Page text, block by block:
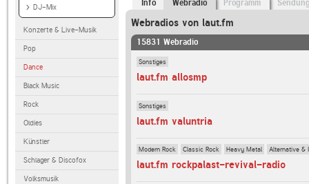
DJ-Mix
Konzerte & Live-Musik
Pop
Dance
Black Music
Rock
Oldies
Künstler
Schlager & Discofox
Volksmusik
Info Webradio Programm
Webradios von laut.fm
15831 Webradio
Sonstiges
laut.fm allosmp
Sonstiges
laut.fm valuntria
Modern Rock Classic Rock Heavy Metal Alternative &
laut.fm rockpalast-revival-radio